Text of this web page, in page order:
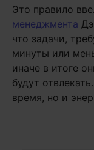
Это правило
менеджмента
что задачи,
минуты или
иначе в итоге
будут
время, но и